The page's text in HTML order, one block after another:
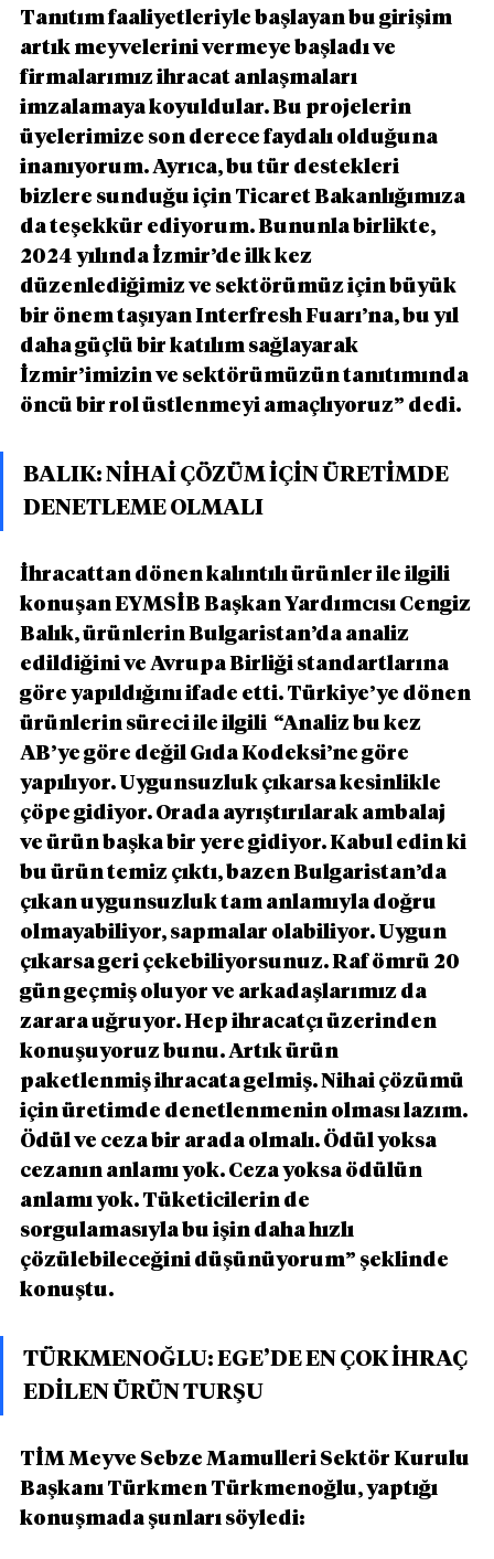
Tanıtım faaliyetleriyle başlayan bu girişim
artık meyvelerini vermeye başladı ve
firmalarımız ihracat anlaşmaları
imzalamaya koyuldular. Bu projelerin
üyelerimize son derece faydalı olduğuna
inanıyorum. Ayrıca, bu tür destekleri
bizlere sunduğu için Ticaret Bakanlığımıza
da teşekkür ediyorum. Bununla birlikte,
2024 yılında İzmir’de ilk kez
düzenlediğimiz ve sektörümüz için büyük
bir önem taşıyan Interfresh Fuarı’na, bu yıl
daha güçlü bir katılım sağlayarak
İzmir’imizin ve sektörümüzün tanıtımında
öncü bir rol üstlenmeyi amaçlıyoruz” dedi.
BALIK: NİHAİ ÇÖZÜM İÇİN ÜRETİMDE
DENETLEME OLMALI
İhracattan dönen kalıntılı ürünler ile ilgili
konuşan EYMSİB Başkan Yardımcısı Cengiz
Balık, ürünlerin Bulgaristan’da analiz
edildiğini ve Avrupa Birliği standartlarına
göre yapıldığını ifade etti. Türkiye’ye dönen
ürünlerin süreci ile ilgili  “Analiz bu kez
AB’ye göre değil Gıda Kodeksi’ne göre
yapılıyor. Uygunsuzluk çıkarsa kesinlikle
çöpe gidiyor. Orada ayrıştırılarak ambalaj
ve ürün başka bir yere gidiyor. Kabul edin ki
bu ürün temiz çıktı, bazen Bulgaristan’da
çıkan uygunsuzluk tam anlamıyla doğru
olmayabiliyor, sapmalar olabiliyor. Uygun
çıkarsa geri çekebiliyorsunuz. Raf ömrü 20
gün geçmiş oluyor ve arkadaşlarımız da
zarara uğruyor. Hep ihracatçı üzerinden
konuşuyoruz bunu. Artık ürün
paketlenmiş ihracata gelmiş. Nihai çözümü
için üretimde denetlenmenin olması lazım.
Ödül ve ceza bir arada olmalı. Ödül yoksa
cezanın anlamı yok. Ceza yoksa ödülün
anlamı yok. Tüketicilerin de
sorgulamasıyla bu işin daha hızlı
çözülebileceğini düşünüyorum” şeklinde
konuştu.
TÜRKMENOĞLU: EGE’DE EN ÇOK İHRAÇ
EDİLEN ÜRÜN TURŞU
TİM Meyve Sebze Mamulleri Sektör Kurulu
Başkanı Türkmen Türkmenoğlu, yaptığı
konuşmada şunları söyledi: